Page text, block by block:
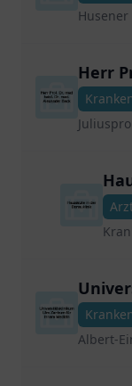
Husener
Herr
für
Albert-